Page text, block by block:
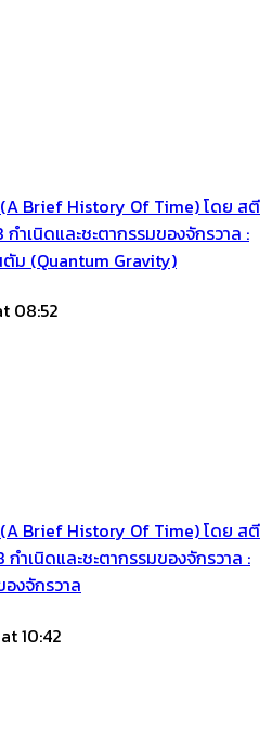
(A Brief History Of Time) โดย สตี
ำเนิดและชะตากรรมของจักรวาล :
ม (Quantum Gravity)
08:52
(A Brief History Of Time) โดย สตี
ำเนิดและชะตากรรมของจักรวาล :
งจักรวาล
10:42